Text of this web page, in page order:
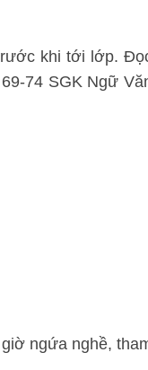
khi tới lớp.
74 SGK Ngữ
ngứa nghề,